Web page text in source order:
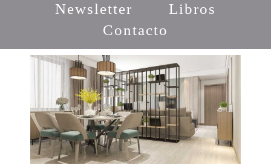
Newsletter
Libros
Contacto